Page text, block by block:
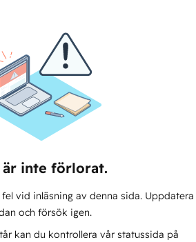
inte förlorat.
vid inläsning av denna sida. Uppdatera
och försök igen.
kan du kontrollera vår statussida på